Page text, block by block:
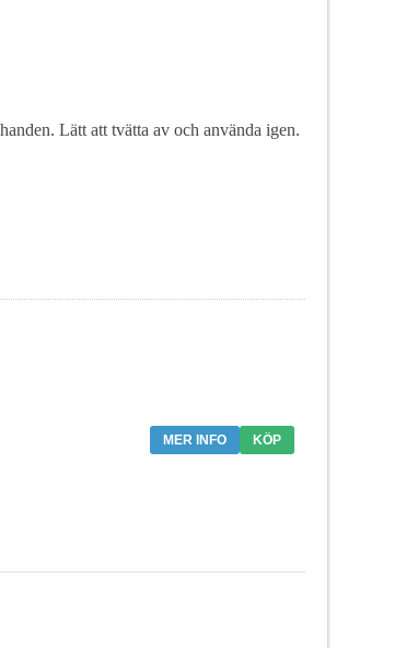
Lätt att tvätta av och använda igen.
KÖP
MER INFO